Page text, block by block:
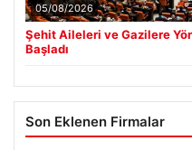
05/08/2026
Şehit Aileleri ve Gazilere
Başladı
Son Eklenen Firmalar